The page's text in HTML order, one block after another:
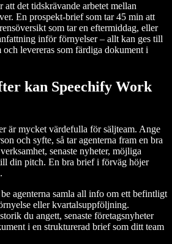
att det tidskrävande arbetet mellan
En prospekt-brief som tar 45 min att
som tar en eftermiddag, eller
inför förnyelser – allt kan ges till
och levereras som färdiga dokument i
kan Speechify Work
är mycket värdefulla för säljteam. Ange
och syfte, så tar agenterna fram en bra
senaste nyheter, möjliga
din pitch. En bra brief i förväg höjer
agenterna samla all info om ett befintligt
eller kvartalsuppföljning.
du angett, senaste företagsnyheter
i en strukturerad brief som ditt team